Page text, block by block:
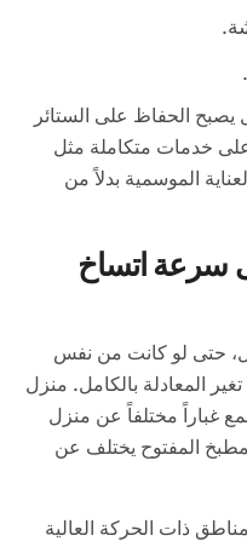
الحفاظ على الستائر
على خدمات متكاملة مثل
الموسمية بدلاً من
سرعة اتساخ
حتى لو كانت من نفس
المعادلة بالكامل. منزل
غباراً مختلفاً عن منزل
المفتوح يختلف عن
ذات الحركة العالية